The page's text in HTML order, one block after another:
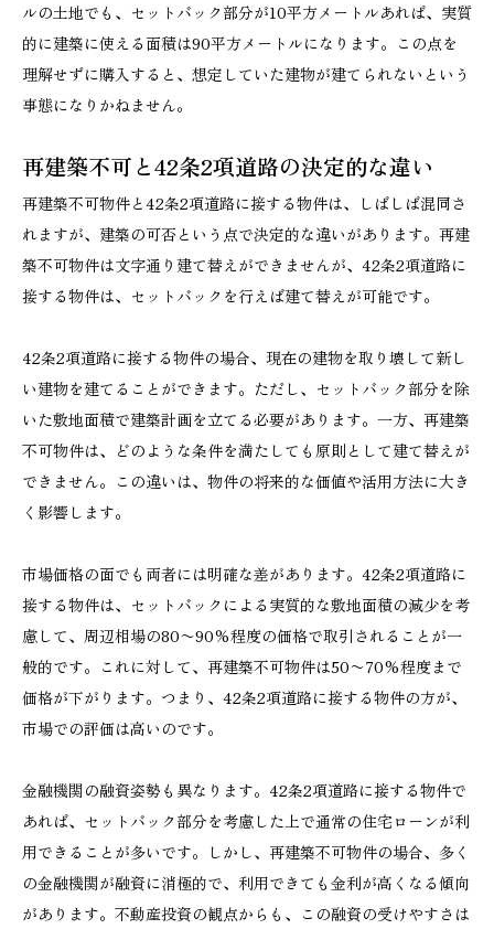
ルの土地でも、セットバック部分が10平方メートルあれば、実質
的に建築に使える面積は90平方メートルになります。この点を
理解せずに購入すると、想定していた建物が建てられないという
事態になりかねません。
再建築不可と42条2項道路の決定的な違い
再建築不可物件と42条2項道路に接する物件は、しばしば混同さ
れますが、建築の可否という点で決定的な違いがあります。再建
築不可物件は文字通り建て替えができませんが、42条2項道路に
接する物件は、セットバックを行えば建て替えが可能です。
42条2項道路に接する物件の場合、現在の建物を取り壊して新し
い建物を建てることができます。ただし、セットバック部分を除
いた敷地面積で建築計画を立てる必要があります。一方、再建築
不可物件は、どのような条件を満たしても原則として建て替えが
できません。この違いは、物件の将来的な価値や活用方法に大き
く影響します。
市場価格の面でも両者には明確な差があります。42条2項道路に
接する物件は、セットバックによる実質的な敷地面積の減少を考
慮して、周辺相場の80〜90%程度の価格で取引されることが一
般的です。これに対して、再建築不可物件は50〜70%程度まで
価格が下がります。つまり、42条2項道路に接する物件の方が、
市場での評価は高いのです。
金融機関の融資姿勢も異なります。42条2項道路に接する物件で
あれば、セットバック部分を考慮した上で通常の住宅ローンが利
用できることが多いです。しかし、再建築不可物件の場合、多く
の金融機関が融資に消極的で、利用できても金利が高くなる傾向
があります。不動産投資の観点からも、この融資の受けやすさは